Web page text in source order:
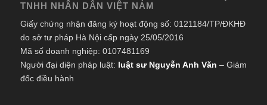
TNHH NHÂN DÂN VIỆT NAM
Giấy chứng nhận đăng ký hoạt động số: 0121184/TP/ĐKHĐ
do sở tư pháp Hà Nội cấp ngày 25/05/2016
Mã số doanh nghiệp: 0107481169
Người đại diện pháp luật: luật sư Nguyễn Anh Văn – Giám
đốc điều hành